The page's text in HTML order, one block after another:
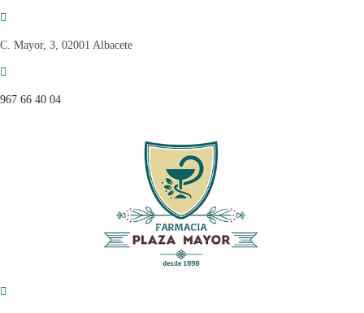
contenido
C. Mayor, 3, 02001 Albacete
967 66 40 04